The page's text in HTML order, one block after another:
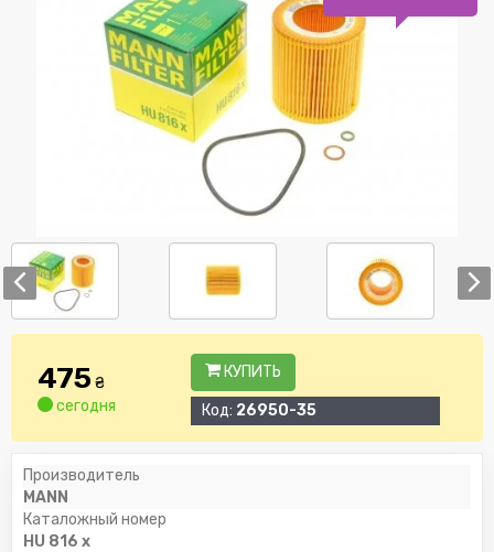
475₴
сегодня
КУПИТЬ
Код: 26950-35
Производитель
MANN
Каталожный номер
HU 816 x